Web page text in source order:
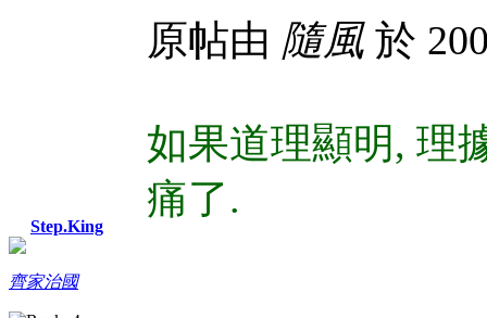
Step.King
齊家治國
原帖由 隨風於
如果道理顯明, 理
痛了.